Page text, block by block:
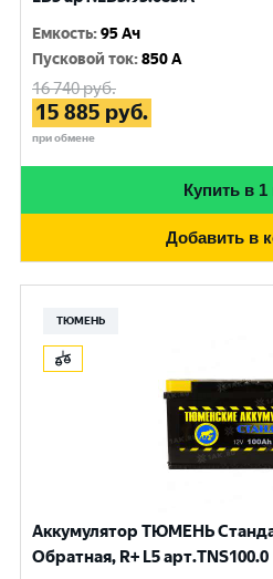
Емкость:95 Ач
Пусковой ток:850 A
16 740руб.
15 885 руб.
при обмене
Купить в 1
Добавить в
ТЮМЕНЬ
Аккумулятор ТЮМЕНЬ
Обратная, R+ L5 арт.TNS100.0